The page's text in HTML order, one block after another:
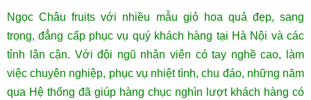
Ngọc Châu fruits với nhiều mẫu giỏ hoa quả đẹp, sang
trọng, đẳng cấp phục vụ quý khách hàng tại Hà Nội và các
tỉnh lân cận. Với đội ngũ nhân viên có tay nghề cao, làm
việc chuyên nghiệp, phục vụ nhiệt tình, chu đáo, những năm
qua Hệ thống đã giúp hàng chục nghìn lượt khách hàng có